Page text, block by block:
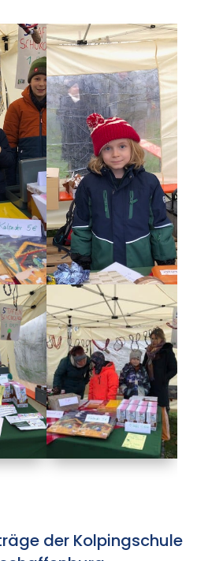
der Kolpingschule